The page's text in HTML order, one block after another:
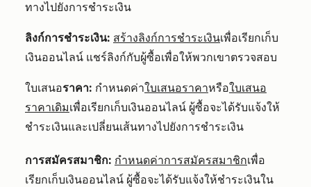
ทางไปยังการชำระเงิน
ลิงก์การชำระเงิน: สร้างลิงก์การชำระเงินเพื่อเรียกเก็บ
เงินออนไลน์ แชร์ลิงก์กับผู้ซื้อเพื่อให้พวกเขาตรวจสอบ
ใบเสนอราคา: กำหนดค่าใบเสนอราคาหรือใบเสนอ
ราคาเดิมเพื่อเรียกเก็บเงินออนไลน์ ผู้ซื้อจะได้รับแจ้งให้
ชำระเงินและเปลี่ยนเส้นทางไปยังการชำระเงิน
การสมัครสมาชิก: กำหนดค่าการสมัครสมาชิกเพื่อ
เรียกเก็บเงินออนไลน์ ผู้ซื้อจะได้รับแจ้งให้ชำระเงินใน